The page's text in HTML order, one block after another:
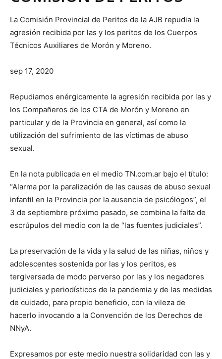
La Comisión Provincial de Peritos de la AJB repudia la
agresión recibida por las y los peritos de los Cuerpos
Técnicos Auxiliares de Morón y Moreno.
sep 17, 2020
Repudiamos enérgicamente la agresión recibida por las y
los Compañeros de los CTA de Morón y Moreno en
particular y de la Provincia en general, así como la
utilización del sufrimiento de las víctimas de abuso
sexual.
En la nota publicada en el medio TN.com.ar bajo el título:
“Alarma por la paralización de las causas de abuso sexual
infantil en la Provincia por la ausencia de psicólogos”, el
3 de septiembre próximo pasado, se combina la falta de
escrúpulos del medio con la de “las fuentes judiciales”.
La preservación de la vida y la salud de las niñas, niños y
adolescentes sostenida por las y los peritos, es
tergiversada de modo perverso por las y los negadores
judiciales y periodísticos de la pandemia y de las medidas
de cuidado, para propio beneficio, con la vileza de
hacerlo invocando a la Convención de los Derechos de
NNyA.
Expresamos por este medio nuestra solidaridad con las y